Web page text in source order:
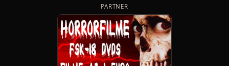
PARTNER